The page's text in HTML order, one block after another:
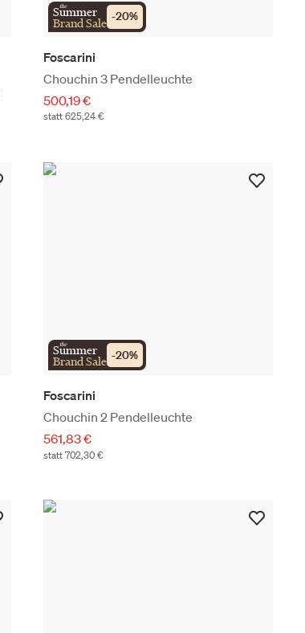
the
Summer
Brand Sale -20%
Foscarini
Chouchin 3 Pendelleuchte
500,19 €
statt 625,24 €
the
Summer
Brand Sale -20%
Foscarini
Chouchin 2 Pendelleuchte
561,83 €
statt 702,30 €